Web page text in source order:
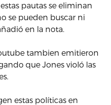
pautas se eliminan
se pueden buscar ni
en la nota.
tambien emitieron
que Jones violó las
estas políticas en